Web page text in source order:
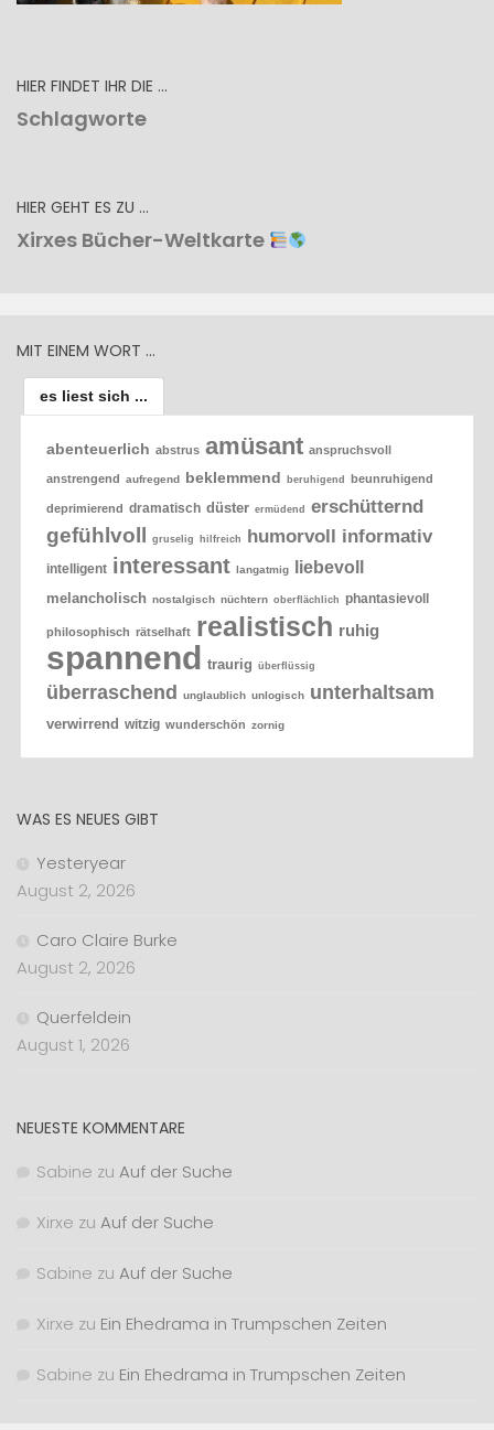
HIER FINDET IHR DIE …
Schlagworte
HIER GEHT ES ZU …
Xirxes Bücher-Weltkarte
MIT EINEM WORT …
es liest sich ...
abenteuerlich abstrus amüsant anspruchsvoll
anstrengend aufregend beklemmend beruhigend beunruhigend
deprimierend dramatisch düster ermüdend erschütternd
gefühlvoll gruselig hilfreich humorvoll informativ
intelligent interessant langatmig liebevoll
melancholisch nostalgisch nüchtern oberflächlich phantasievoll
philosophisch rätselhaft realistisch ruhig
spannend traurig überflüssig
überraschend unglaublich unlogisch unterhaltsam
verwirrend witzig wunderschön zornig
WAS ES NEUES GIBT
Yesteryear
August 2, 2026
Caro Claire Burke
August 2, 2026
Querfeldein
August 1, 2026
NEUESTE KOMMENTARE
Sabine zu Auf der Suche
Xirxe zu Auf der Suche
Sabine zu Auf der Suche
Xirxe zu Ein Ehedrama in Trumpschen Zeiten
Sabine zu Ein Ehedrama in Trumpschen Zeiten